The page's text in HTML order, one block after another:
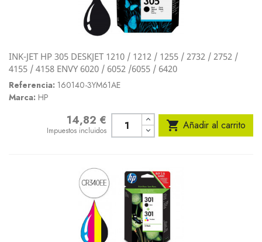
INK-JET HP 305 DESKJET 1210 / 1212 / 1255 / 2732 / 2752 /
4155 / 4158 ENVY 6020 / 6052 /6055 / 6420
Referencia: 160140-3YM61AE
Marca: HP
Precio14,82 €
Impuestos incluidos  Añadir al carrito